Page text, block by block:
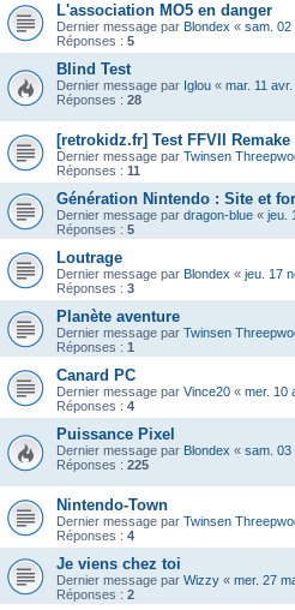
L'association MO5 en danger
Dernier message par Blondex « sam. 02
Réponses : 5
Blind Test
Dernier message par Iglou « mar. 11
Réponses : 28
[retrokidz.fr] Test FFVII Remake
Dernier message par Twinsen
Réponses : 11
Génération Nintendo : Site et
Dernier message par dragon-blue « jeu.
Réponses : 5
Loutrage
Dernier message par Blondex « jeu. 17
Réponses : 3
Planète aventure
Dernier message par Twinsen
Réponses : 1
Canard PC
Dernier message par Vince20 « mer. 10
Réponses : 4
Puissance Pixel
Dernier message par Blondex « sam. 03
Réponses : 225
Nintendo-Town
Dernier message par Twinsen
Réponses : 4
Je viens chez toi
Dernier message par Wizzy « mer. 27
Réponses : 2